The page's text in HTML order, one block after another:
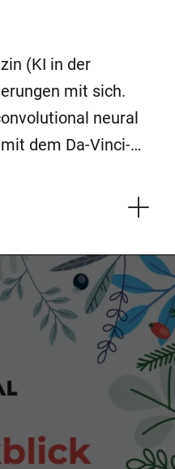
(KI in der
mit sich.
neural
dem Da-Vinci-